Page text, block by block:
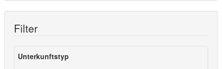
Filter
Unterkunftstyp